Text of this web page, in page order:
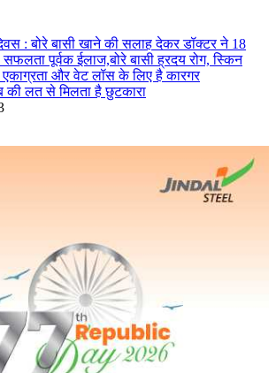
: बोरे बासी खाने की सलाह देकर डॉक्टर ने 18
सफलता पूर्वक ईलाज,बोरे बासी ह्रदय रोग, स्किन
एकाग्रता और वेट लॉस के लिए है कारगर
की लत से मिलता है छुटकारा